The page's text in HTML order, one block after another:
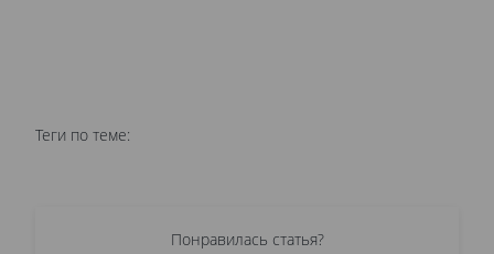
Теги по теме:
Понравилась статья?